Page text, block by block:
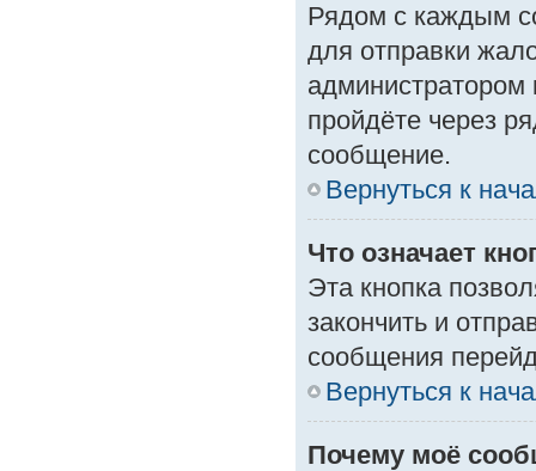
Рядом с каждым
для отправки
пройдёте через
сообщение.
Вернуться к
Что означает
Эта кнопка
закончить и
сообщения
Вернуться к
Почему моё